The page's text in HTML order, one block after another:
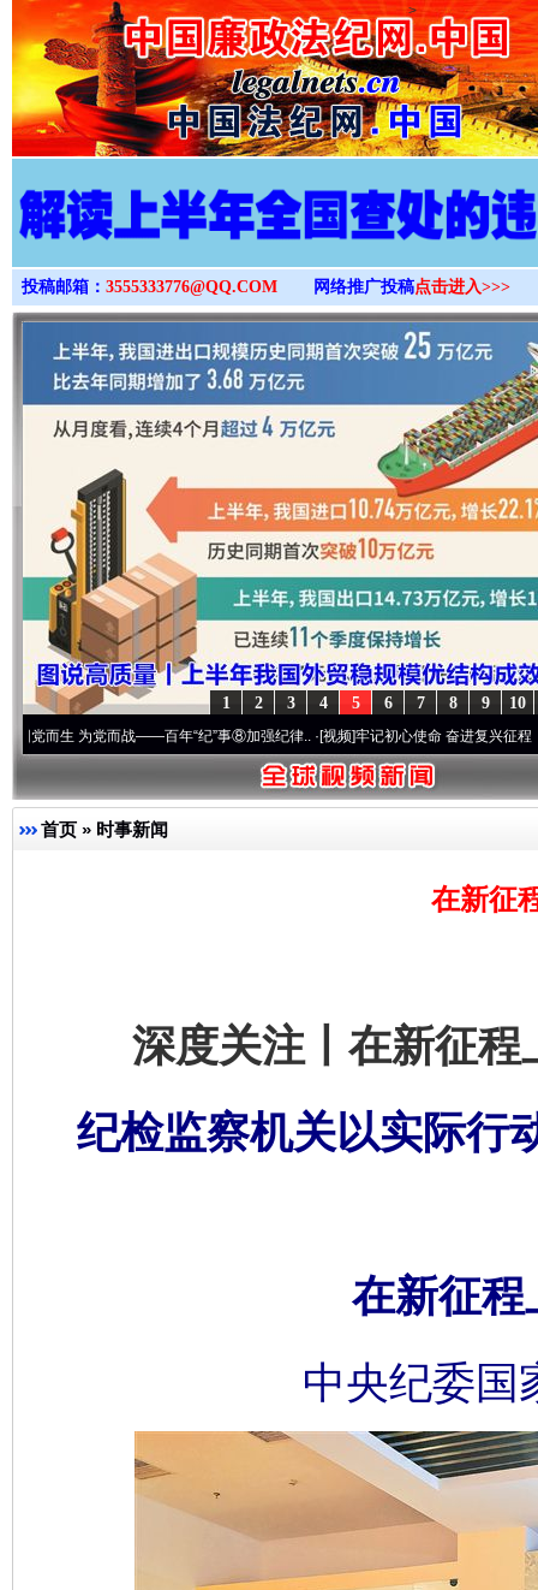
>
投稿邮箱： 3555333776@QQ.COM 网络推广投稿点击进入>>>
10
9
8
7
6
5
4
3
2
1
为党而战——百年“纪”事⑧加强纪律..·[视频]牢记初心使命 奋进复兴征程丨“转折之城
首页 » 时事新闻
在新征
深度关注丨在新征程
纪检监察机关以实际行
在新征程
中央纪委国